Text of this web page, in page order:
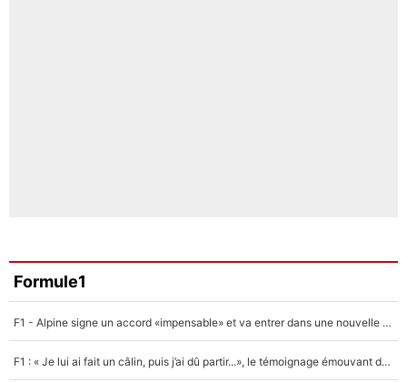
Formule1
F1 - Alpine signe un accord «impensable» et va entrer dans une nouvelle dimension : Grande nouvelle pour Pierre Gasly !
F1 : « Je lui ai fait un câlin, puis j’ai dû partir...», le témoignage émouvant de Max Verstappen sur sa fille